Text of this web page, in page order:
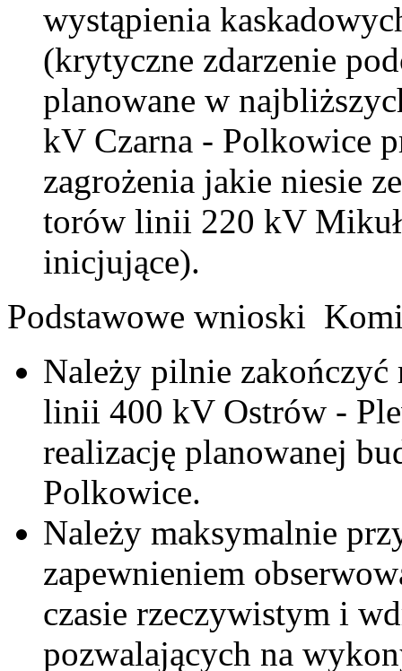
wystąpienia
(krytyczne zdarzenie
planowane w
kV Czarna - Polkowice
zagrożenia jakie niesie
torów linii 220 kV
inicjujące).
Podstawowe wnioski
Należy pilnie zakończyć
linii 400 kV Ostrów -
realizację planowanej
Polkowice.
Należy maksymalnie
zapewnieniem
czasie rzeczywistym i
pozwalających na